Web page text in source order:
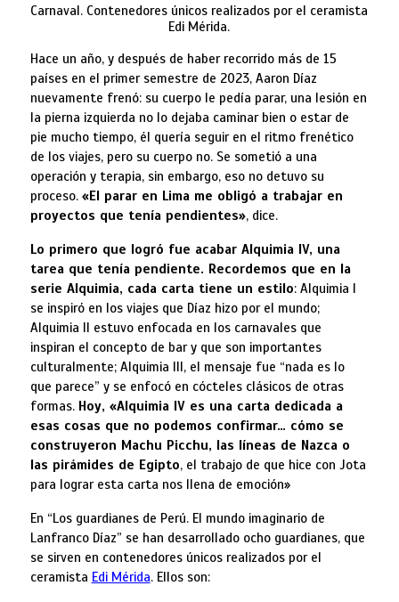
Carnaval. Contenedores únicos realizados por el ceramista
Edi Mérida.
Hace un año, y después de haber recorrido más de 15
países en el primer semestre de 2023, Aaron Díaz
nuevamente frenó: su cuerpo le pedía parar, una lesión en
la pierna izquierda no lo dejaba caminar bien o estar de
pie mucho tiempo, él quería seguir en el ritmo frenético
de los viajes, pero su cuerpo no. Se sometió a una
operación y terapia, sin embargo, eso no detuvo su
proceso. «El parar en Lima me obligó a trabajar en
proyectos que tenía pendientes», dice.
Lo primero que logró fue acabar Alquimia IV, una
tarea que tenía pendiente. Recordemos que en la
serie Alquimia, cada carta tiene un estilo: Alquimia I
se inspiró en los viajes que Díaz hizo por el mundo;
Alquimia II estuvo enfocada en los carnavales que
inspiran el concepto de bar y que son importantes
culturalmente; Alquimia III, el mensaje fue “nada es lo
que parece” y se enfocó en cócteles clásicos de otras
formas. Hoy, «Alquimia IV es una carta dedicada a
esas cosas que no podemos confirmar… cómo se
construyeron Machu Picchu, las líneas de Nazca o
las pirámides de Egipto, el trabajo de que hice con Jota
para lograr esta carta nos llena de emoción»
En “Los guardianes de Perú. El mundo imaginario de
Lanfranco Díaz” se han desarrollado ocho guardianes, que
se sirven en contenedores únicos realizados por el
ceramista Edi Mérida. Ellos son: